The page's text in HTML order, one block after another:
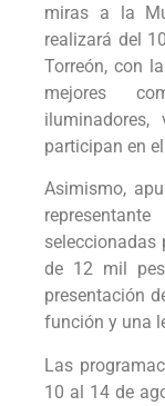
miras a la
realizará del
Torreón, con
mejores
participan en
Asimismo,
seleccionadas
de 12 mil
presentación
función y una
Las
10 al 14 de